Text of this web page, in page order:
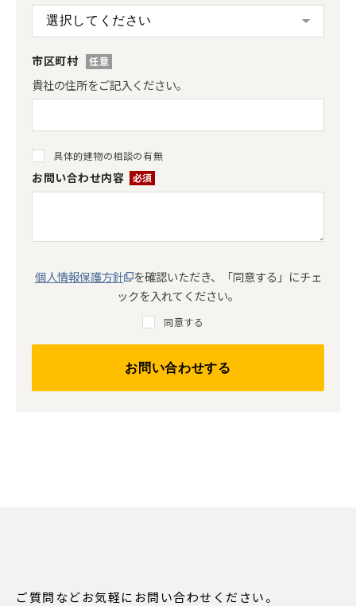
市区町村
貴社の住所をご記入ください。
具体的建物の相談の有無
お問い合わせ内容
個人情報保護方針 を確認いただき、「同意する」にチェ
ックを入れてください。
同意する
ご質問などお気軽にお問い合わせください。